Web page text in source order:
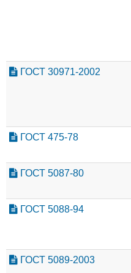
ГОСТ 30971-2002
ГОСТ 475-78
ГОСТ 5087-80
ГОСТ 5088-94
ГОСТ 5089-2003